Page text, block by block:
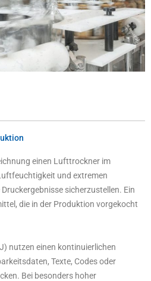
einen Lufttrockner im
und extremen
sicherzustellen. Ein
die in der Produktion vorgekocht
nutzen einen kontinuierlichen
Texte, Codes oder
Bei besonders hoher